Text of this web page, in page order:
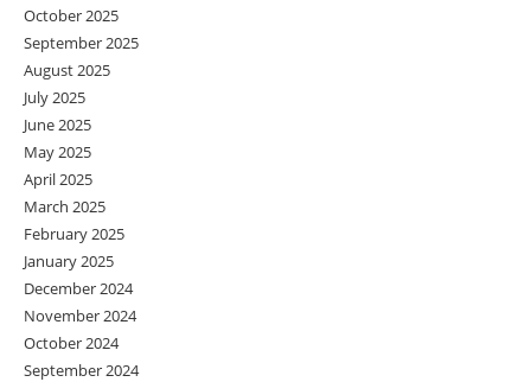
October 2025
September 2025
August 2025
July 2025
June 2025
May 2025
April 2025
March 2025
February 2025
January 2025
December 2024
November 2024
October 2024
September 2024